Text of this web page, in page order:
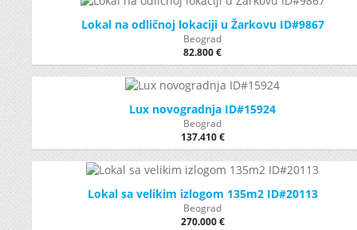
Lokal na odličnoj lokaciji u Žarkovu ID#9867
Beograd
82.800 €
Lux novogradnja ID#15924
Beograd
137.410 €
Lokal sa velikim izlogom 135m2 ID#20113
Beograd
270.000 €